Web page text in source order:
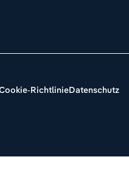
RichtlinieDatenschutz